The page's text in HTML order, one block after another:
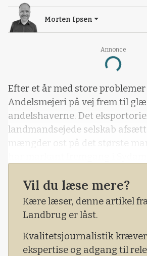
Annonce
Loading...
Morten Ipsen
Efter et år med store
Andelsmejeri på vej frem til
andelshaverne. Det
landmandsejede selskab
mængder ost på det største
Vil du læse mere?
Kære læser, denne artikel
Landbrug er låst.
Kvalitetsjournalistik kræver
ekspertise og adgang til